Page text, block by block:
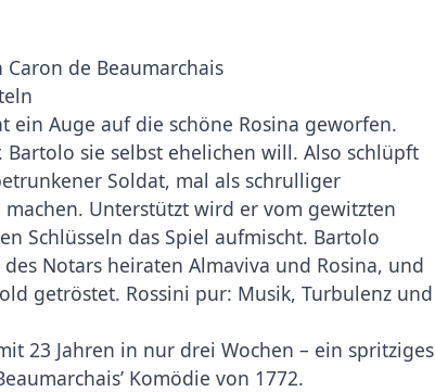
de Beaumarchais
ein Auge auf die schöne Rosina geworfen.
sie selbst ehelichen will. Also schlüpft
Soldat, mal als schrulliger
Unterstützt wird er vom gewitzten
Schlüsseln das Spiel aufmischt. Bartolo
Notars heiraten Almaviva und Rosina, und
getröstet. Rossini pur: Musik, Turbulenz und
23 Jahren in nur drei Wochen – ein spritziges
Komödie von 1772.